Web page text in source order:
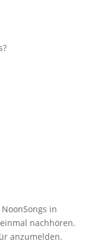
in
nachhören.
anzumelden.